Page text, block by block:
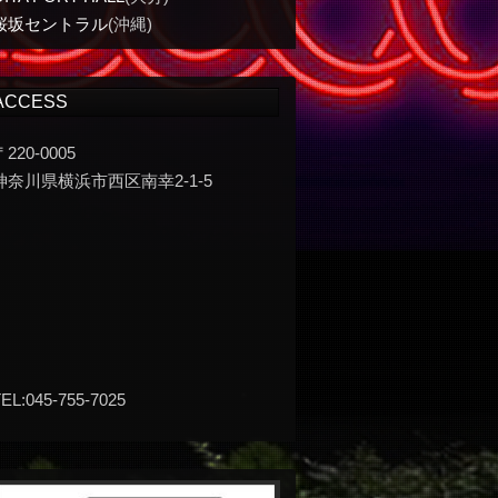
坂セントラル(沖縄)
220-0005
奈川県横浜市西区南幸2-1-5
755-7025